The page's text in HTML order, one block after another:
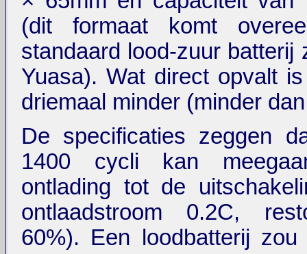
(dit formaat komt
standaard lood-zuur batterij
Yuasa). Wat direct opvalt
driemaal minder (minder
De specificaties zeggen
1400 cycli kan
ontlading tot de
ontlaadstroom 0.2C,
60%). Een loodbatterij